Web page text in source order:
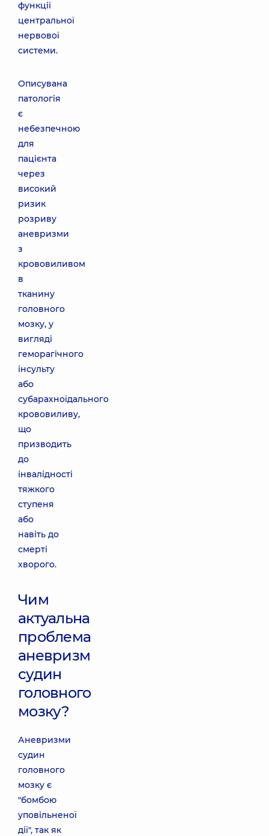
функції
центральної
нервової
системи.
Описувана
патологія
є
небезпечною
для
пацієнта
через
високий
ризик
розриву
аневризми
з
крововиливом
в
тканину
головного
мозку, у
вигляді
геморагічного
інсульту
або
субарахноїдального
крововиливу,
що
призводить
до
інвалідності
тяжкого
ступеня
або
навіть до
смерті
хворого.
Чим
актуальна
проблема
аневризм
судин
головного
мозку?
Аневризми
судин
головного
мозку є
"бомбою
уповільненої
дії", так як